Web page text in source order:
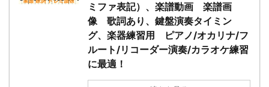
ミファ表記）、楽譜動画 楽譜画
像 歌詞あり、鍵盤演奏タイミン
グ、楽器練習用 ピアノ/オカリナ/フ
ルート/リコーダー演奏/カラオケ練習
に最適！